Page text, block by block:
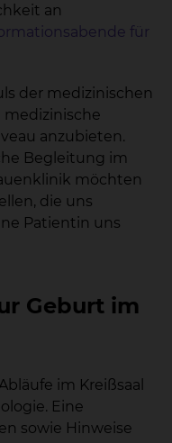
an
für
der medizinischen
medizinische
anzubieten.
Begleitung im
möchten
die uns
Patientin uns
Geburt im
im Kreißsaal
Eine
sowie Hinweise